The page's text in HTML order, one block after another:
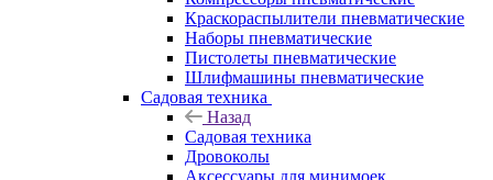
Краскораспылители пневматические
Наборы пневматические
Пистолеты пневматические
Шлифмашины пневматические
Садовая техника
Назад
Садовая техника
Дровоколы
Аксессуары для минимоек